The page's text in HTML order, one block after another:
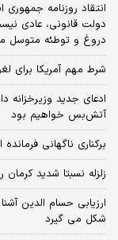
انتقاد روزنامه
دولت قانونی، عادی
دروغ و توطئه متوسل
شرط مهم آمریکا برای
ادعای جدید وزیرخزانه
آتش‌بس خواهیم بود
برکناری ناگهانی
زلزله نسبتا شدید کرمان
ارزیابی حسام الدین
شکل می گیرد